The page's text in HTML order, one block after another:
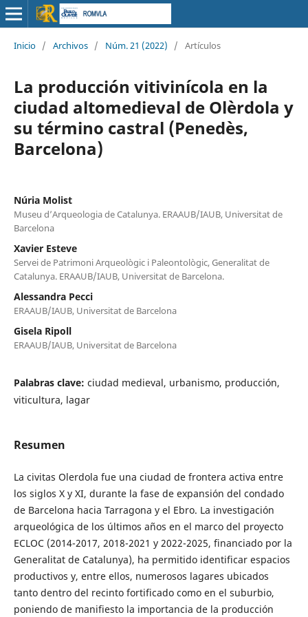
Inicio / Archivos / Núm. 21 (2022) / Artículos
La producción vitivinícola en la
ciudad altomedieval de Olèrdola y
su término castral (Penedès,
Barcelona)
Núria Molist
Museu d’Arqueologia de Catalunya. ERAAUB/IAUB, Universitat de
Barcelona
Xavier Esteve
Servei de Patrimoni Arqueològic i Paleontològic, Generalitat de
Catalunya. ERAAUB/IAUB, Universitat de Barcelona.
Alessandra Pecci
ERAAUB/IAUB, Universitat de Barcelona
Gisela Ripoll
ERAAUB/IAUB, Universitat de Barcelona
Palabras clave: ciudad medieval, urbanismo, producción,
viticultura, lagar
Resumen
La civitas Olerdola fue una ciudad de frontera activa entre
los siglos X y XI, durante la fase de expansión del condado
de Barcelona hacia Tarragona y el Ebro. La investigación
arqueológica de los últimos años en el marco del proyecto
ECLOC (2014-2017, 2018-2021 y 2022-2025, financiado por la
Generalitat de Catalunya), ha permitido identificar espacios
productivos y, entre ellos, numerosos lagares ubicados
tanto dentro del recinto fortificado como en el suburbio,
poniendo de manifiesto la importancia de la producción